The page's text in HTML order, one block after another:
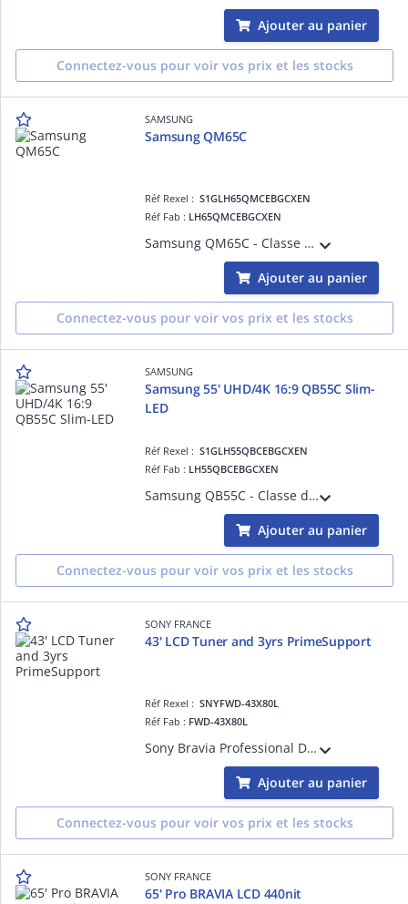
Ajouter au panier
Connectez-vous pour voir vos prix et les stocks
SAMSUNG
Samsung QM65C
Réf Rexel :S1GLH65QMCEBGCXEN
Réf Fab : LH65QMCEBGCXEN
Samsung QM65C - Classe de diagonale 65' QMC Series écran LCD rétro-éclairé par LED - Crystal UHD - signalisation numérique - Tizen OS - 4K UHD (2160p) 3840 x 2160 - DEL de façade - noir
Ajouter au panier
Connectez-vous pour voir vos prix et les stocks
SAMSUNG
Samsung 55' UHD/4K 16:9 QB55C Slim-
LED
Réf Rexel :S1GLH55QBCEBGCXEN
Réf Fab : LH55QBCEBGCXEN
Samsung QB55C - Classe de diagonale 55' QBC Series écran LCD rétro-éclairé par LED - Crystal UHD - signalisation numérique - Smart TV - Tizen OS - 4K UHD (2160p) 3840 x 2160
Ajouter au panier
Connectez-vous pour voir vos prix et les stocks
SONY FRANCE
43' LCD Tuner and 3yrs PrimeSupport
Réf Rexel :SNYFWD-43X80L
Réf Fab : FWD-43X80L
Sony Bravia Professional Displays FWD-43X80L - Classe de diagonale 43' (42.5' visualisable) - X80L Series écran LCD rétro-éclairé par LED - avec tuner TV - signalisation numérique - Smart TV - Google TV - 4K UHD (2160p) 3840 x 2160 - HDR -
Ajouter au panier
Connectez-vous pour voir vos prix et les stocks
SONY FRANCE
65' Pro BRAVIA LCD 440nit